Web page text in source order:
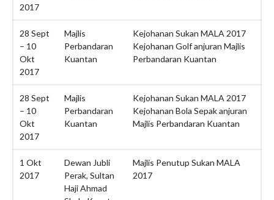
January 2022
December 2021
October 2021
September 2021
May 2021
2017
28 Sept
– 10
Okt
2017
Majlis
Perbandaran
Kuantan
Kejohanan Sukan MALA 2017
Kejohanan Golf anjuran Majlis
Perbandaran Kuantan
28 Sept
– 10
Okt
2017
Majlis
Perbandaran
Kuantan
Kejohanan Sukan MALA 2017
Kejohanan Bola Sepak anjuran
Majlis Perbandaran Kuantan
1 Okt
2017
Dewan Jubli
Perak, Sultan
Haji Ahmad
Majlis Penutup Sukan MALA
2017